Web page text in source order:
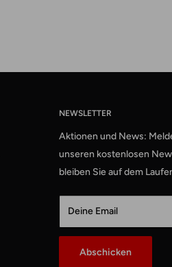
NEWSLETTER
Aktionen und News:
unseren kostenlosen
bleiben Sie auf dem
Deine Email
Abschicken